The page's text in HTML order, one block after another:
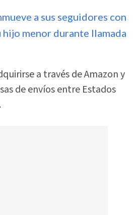
a sus seguidores con
menor durante llamada
a través de Amazon y
de envíos entre Estados